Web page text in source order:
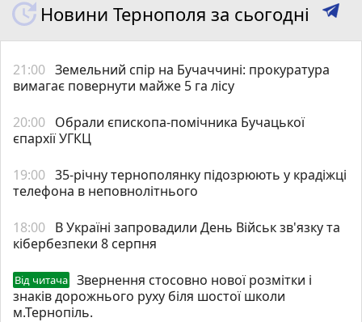
Новини Тернополя за сьогодні
21:00 Земельний спір на Бучаччині: прокуратура
вимагає повернути майже 5 га лісу
20:00 Обрали єпископа-помічника Бучацької
єпархії УГКЦ
19:00 35-річну тернополянку підозрюють у крадіжці
телефона в неповнолітнього
18:00 В Україні запровадили День Військ зв'язку та
кібербезпеки 8 серпня
Від читача
Звернення стосовно нової розмітки і
знаків дорожнього руху біля шостої школи
м.Тернопіль.